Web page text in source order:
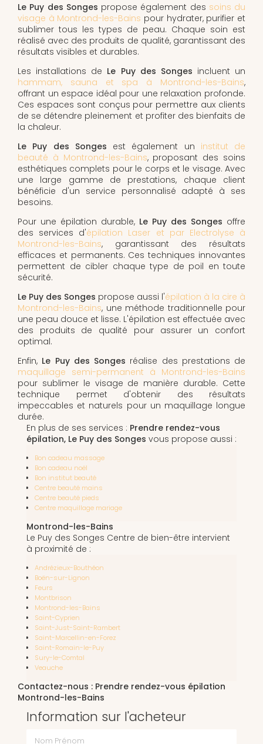
Le Puy des Songes propose également des soins du
visage à Montrond-les-Bains pour hydrater, purifier et
sublimer tous les types de peau. Chaque soin est
réalisé avec des produits de qualité, garantissant des
résultats visibles et durables.
Les installations de Le Puy des Songes incluent un
hammam, sauna et spa à Montrond-les-Bains,
offrant un espace idéal pour une relaxation profonde.
Ces espaces sont conçus pour permettre aux clients
de se détendre pleinement et profiter des bienfaits de
la chaleur.
Le Puy des Songes est également un institut de
beauté à Montrond-les-Bains, proposant des soins
esthétiques complets pour le corps et le visage. Avec
une large gamme de prestations, chaque client
bénéficie d'un service personnalisé adapté à ses
besoins.
Pour une épilation durable, Le Puy des Songes offre
des services d'épilation Laser et par Electrolyse à
Montrond-les-Bains, garantissant des résultats
efficaces et permanents. Ces techniques innovantes
permettent de cibler chaque type de poil en toute
sécurité.
Le Puy des Songes propose aussi l'épilation à la cire à
Montrond-les-Bains, une méthode traditionnelle pour
une peau douce et lisse. L'épilation est effectuée avec
des produits de qualité pour assurer un confort
optimal.
Enfin, Le Puy des Songes réalise des prestations de
maquillage semi-permanent à Montrond-les-Bains
pour sublimer le visage de manière durable. Cette
technique permet d'obtenir des résultats
impeccables et naturels pour un maquillage longue
durée.
En plus de ses services : Prendre rendez-vous
épilation, Le Puy des Songes vous propose aussi :
Bon cadeau massage
Bon cadeau noël
Bon institut beauté
Centre beauté mains
Centre beauté pieds
Centre maquillage mariage
Montrond-les-Bains
Le Puy des Songes Centre de bien-être intervient
à proximité de :
Andrézieux-Bouthéon
Boën-sur-Lignon
Feurs
Montbrison
Montrond-les-Bains
Saint-Cyprien
Saint-Just-Saint-Rambert
Saint-Marcellin-en-Forez
Saint-Romain-le-Puy
Sury-le-Comtal
Veauche
Contactez-nous : Prendre rendez-vous épilation
Montrond-les-Bains
Information sur l'acheteur